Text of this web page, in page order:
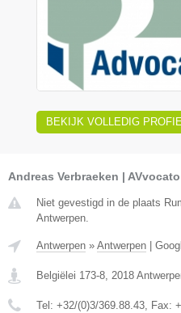
BEKIJK VOLLEDIG
Andreas Verbraeken |
Niet gevestigd in de plaats
Antwerpen.
Antwerpen » Antwerpen
Belgiëlei 173-8 2018
Tel: +32/(0)3/369.88.43 , Fax: